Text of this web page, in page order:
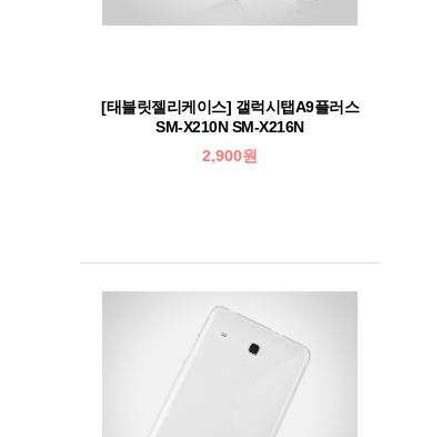
[태블릿젤리케이스] 갤럭시탭A9플러스
SM-X210N SM-X216N
2,900원